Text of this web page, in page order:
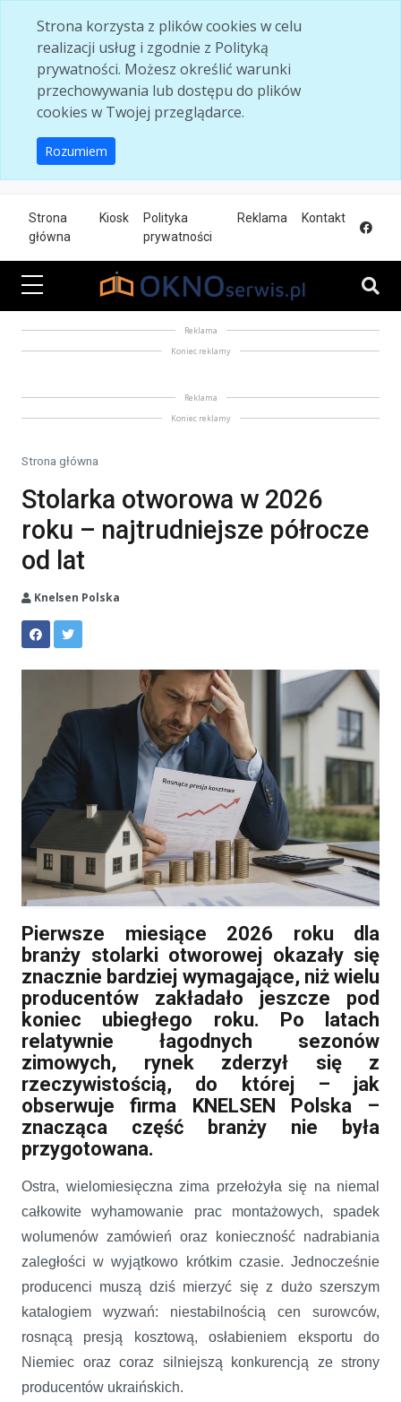
Strona korzysta z plików cookies w celu
realizacji usług i zgodnie z Polityką
prywatności. Możesz określić warunki
przechowywania lub dostępu do plików
cookies w Twojej przeglądarce.
Rozumiem
Strona
główna
Kiosk
Polityka
prywatności
Reklama Kontakt
Reklama
Koniec reklamy
Reklama
Koniec reklamy
Strona główna
Stolarka otworowa w 2026
roku – najtrudniejsze półrocze
od lat
Knelsen Polska
Pierwsze miesiące 2026 roku dla
branży stolarki otworowej okazały się
znacznie bardziej wymagające, niż wielu
producentów zakładało jeszcze pod
koniec ubiegłego roku. Po latach
relatywnie łagodnych sezonów
zimowych, rynek zderzył się z
rzeczywistością, do której – jak
obserwuje firma KNELSEN Polska –
znacząca część branży nie była
przygotowana.
Ostra, wielomiesięczna zima przełożyła się na niemal
całkowite wyhamowanie prac montażowych, spadek
wolumenów zamówień oraz konieczność nadrabiania
zaległości w wyjątkowo krótkim czasie. Jednocześnie
producenci muszą dziś mierzyć się z dużo szerszym
katalogiem wyzwań: niestabilnością cen surowców,
rosnącą presją kosztową, osłabieniem eksportu do
Niemiec oraz coraz silniejszą konkurencją ze strony
producentów ukraińskich.